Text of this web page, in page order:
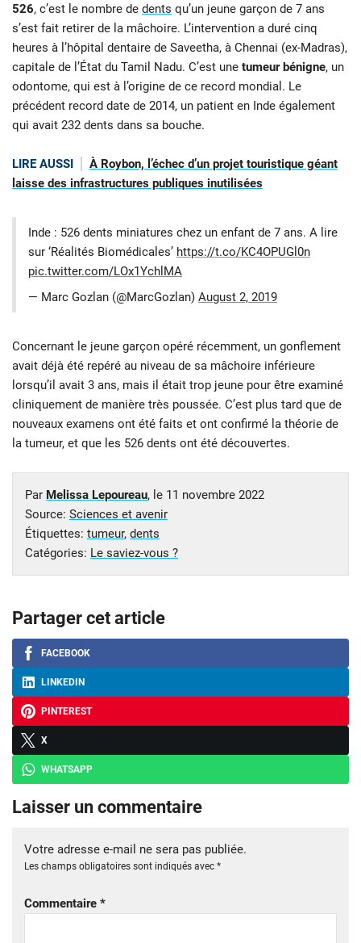
526, c’est le nombre de dents qu’un jeune garçon de 7 ans
s’est fait retirer de la mâchoire. L’intervention a duré cinq
heures à l’hôpital dentaire de Saveetha, à Chennai (ex-Madras),
capitale de l’État du Tamil Nadu. C’est une tumeur bénigne, un
odontome, qui est à l’origine de ce record mondial. Le
précédent record date de 2014, un patient en Inde également
qui avait 232 dents dans sa bouche.
LIRE AUSSI
À Roybon, l’échec d’un projet touristique géant
laisse des infrastructures publiques inutilisées
Inde : 526 dents miniatures chez un enfant de 7 ans. A lire
sur ‘Réalités Biomédicales’ https://t.co/KC4OPUGl0n
pic.twitter.com/LOx1YchlMA
— Marc Gozlan (@MarcGozlan) August 2, 2019
Concernant le jeune garçon opéré récemment, un gonflement
avait déjà été repéré au niveau de sa mâchoire inférieure
lorsqu’il avait 3 ans, mais il était trop jeune pour être examiné
cliniquement de manière très poussée. C’est plus tard que de
nouveaux examens ont été faits et ont confirmé la théorie de
la tumeur, et que les 526 dents ont été découvertes.
Par Melissa Lepoureau, le 11 novembre 2022
Source: Sciences et avenir
Étiquettes: tumeur, dents
Catégories: Le saviez-vous ?
Partager cet article
FACEBOOK
LINKEDIN
PINTEREST
X
WHATSAPP
Laisser un commentaire
Votre adresse e-mail ne sera pas publiée.
Les champs obligatoires sont indiqués avec *
Commentaire *